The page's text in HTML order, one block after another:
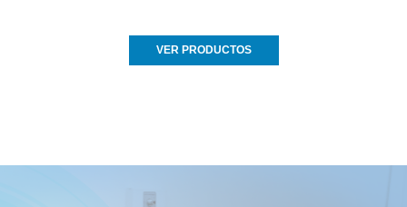
VER PRODUCTOS